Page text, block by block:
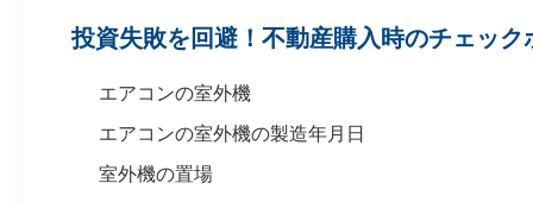
投資失敗を回避！不動産購入時のチェック
エアコンの室外機
エアコンの室外機の製造年月日
室外機の置場